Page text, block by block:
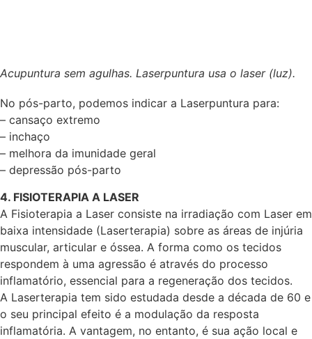
Acupuntura sem agulhas. Laserpuntura usa o laser (luz).
No pós-parto, podemos indicar a Laserpuntura para:
– cansaço extremo
– inchaço
– melhora da imunidade geral
– depressão pós-parto
4. FISIOTERAPIA A LASER
A Fisioterapia a Laser consiste na irradiação com Laser em
baixa intensidade (Laserterapia) sobre as áreas de injúria
muscular, articular e óssea. A forma como os tecidos
respondem à uma agressão é através do processo
inflamatório, essencial para a regeneração dos tecidos.
A Laserterapia tem sido estudada desde a década de 60 e
o seu principal efeito é a modulação da resposta
inflamatória. A vantagem, no entanto, é sua ação local e